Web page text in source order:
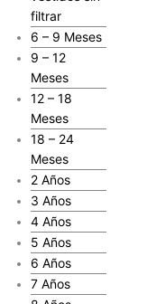
filtrar
6 – 9 Meses
9 – 12
Meses
12 – 18
Meses
18 – 24
Meses
2 Años
3 Años
4 Años
5 Años
6 Años
7 Años